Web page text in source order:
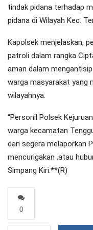
tindak pidana terhadap
pidana di Wilayah Kec.
Kapolsek menjelaskan,
patroli dalam rangka
aman dalam
warga masyarakat yang
wilayahnya.
“Personil Polsek
warga kecamatan
dan segera melaporkan
mencurigakan ,atau
Simpang Kiri.**(R)
0